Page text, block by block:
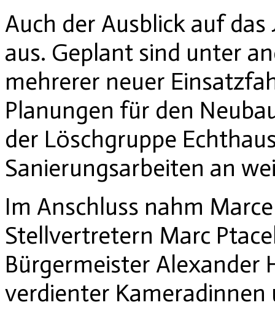
Auch der Ausblick auf
aus. Geplant sind unter
mehrerer neuer
Planungen für den
der Löschgruppe
Sanierungsarbeiten an
Im Anschluss nahm
Stellvertretern Marc
Bürgermeister Alexander
verdienter Kameradinnen